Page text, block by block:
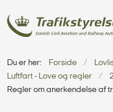
Du er her: Forside
Luftfart - Love og regler
Regler om anerkendelse af